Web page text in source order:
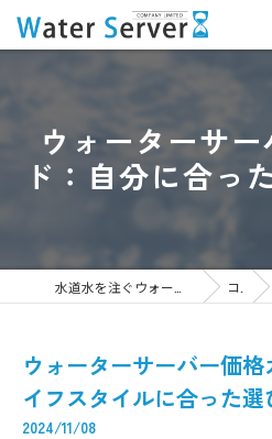
ウォーターサ
ド：自分に合っ
コラム
ウォーターサーバー価
イフスタイルに合った選
2024/11/08